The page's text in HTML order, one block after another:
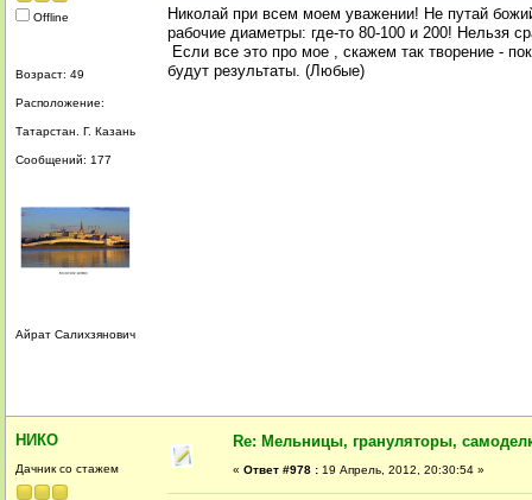
Offline
Возраст: 49
Расположение:
Татарстан. Г. Казань
Сообщений: 177
Айрат Салихзянович
Николай при всем моем уважении! Не путай
рабочие диаметры: где-то 80-100 и 200! Нельзя
Если все это про мое , скажем так творение -
будут результаты. (Любые)
НИКО
Дачник со стажем
Re: Мельницы, грануляторы,
« Ответ #978 : 19 Апрель, 2012, 20:30:54 »